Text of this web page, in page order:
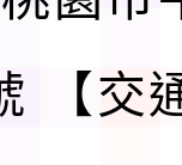
【交